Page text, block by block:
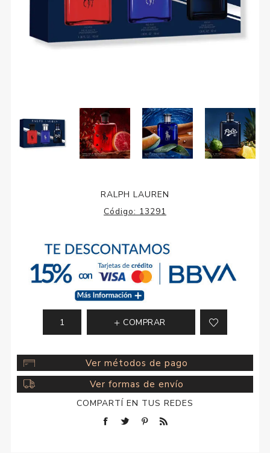
RALPH LAUREN
Código: 13291
COMPRAR
Ver métodos de pago
Ver formas de envío
COMPARTÍ EN TUS REDES